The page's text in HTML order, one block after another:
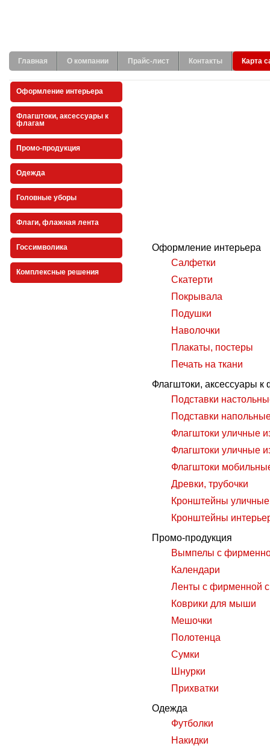
Главная О компании Прайс-лист Контакты Карта
Оформление интерьера
Салфетки
Скатерти
Покрывала
Подушки
Наволочки
Плакаты, постеры
Печать на ткани
Флагштоки, аксессуары к
Подставки
Подставки
Флагштоки уличные
Флагштоки уличные
Флагштоки
Древки, трубочки
Кронштейны уличные
Кронштейны
Промо-продукция
Вымпелы с
Календари
Ленты с фирменной
Коврики для мыши
Мешочки
Полотенца
Сумки
Шнурки
Прихватки
Одежда
Футболки
Накидки
Оформление интерьера
Флагштоки, аксессуары к
флагам
Промо-продукция
Одежда
Головные уборы
Флаги, флажная лента
Госсимволика
Комплексные решения